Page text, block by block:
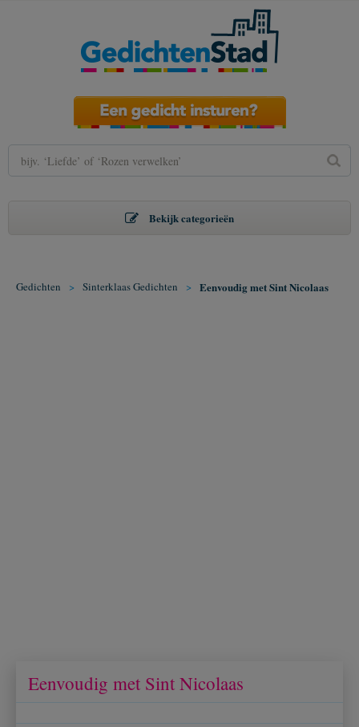
Bekijk categorieën
Gedichten > Sinterklaas Gedichten > Eenvoudig met Sint Nicolaas
Eenvoudig met Sint Nicolaas